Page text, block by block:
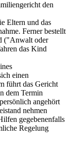
den
Eltern und das
Ferner bestellt
("Anwalt oder
das Kind
einen
führt das Gericht
dem Termin
angehört
nehmen
gegebenenfalls
Regelung